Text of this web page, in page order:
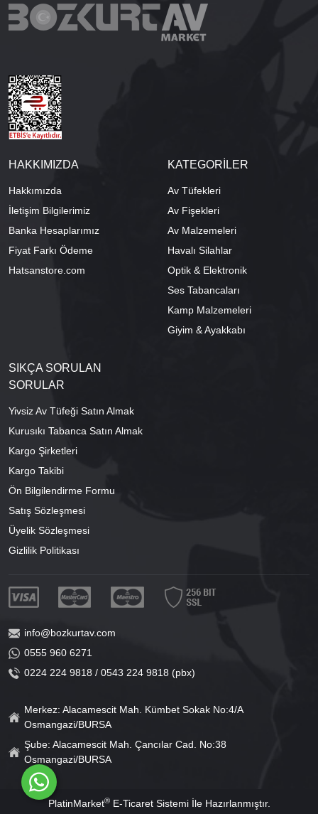
HAKKIMIZDA
Hakkımızda
İletişim Bilgilerimiz
Banka Hesaplarımız
Fiyat Farkı Ödeme
Hatsanstore.com
KATEGORİLER
Av Tüfekleri
Av Fişekleri
Av Malzemeleri
Havalı Silahlar
Optik & Elektronik
Ses Tabancaları
Kamp Malzemeleri
Giyim & Ayakkabı
SIKÇA SORULAN
SORULAR
Yivsiz Av Tüfeği Satın Almak
Kurusıkı Tabanca Satın Almak
Kargo Şirketleri
Kargo Takibi
Ön Bilgilendirme Formu
Satış Sözleşmesi
Üyelik Sözleşmesi
Gizlilik Politikası
info@bozkurtav.com
0555 960 6271
0224 224 9818 / 0543 224 9818 (pbx)
Merkez: Alacamescit Mah. Kümbet Sokak No:4/A
Osmangazi/BURSA
Şube: Alacamescit Mah. Çancılar Cad. No:38
Osmangazi/BURSA
PlatinMarket®E-Ticaret Sistemiİle Hazırlanmıştır.